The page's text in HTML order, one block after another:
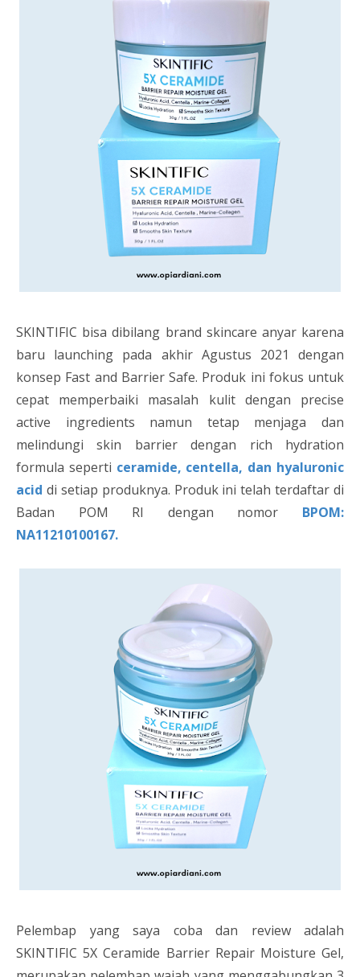
SKINTIFIC bisa dibilang brand skincare anyar karena
baru launching pada akhir Agustus 2021 dengan
konsep Fast and Barrier Safe. Produk ini fokus untuk
cepat memperbaiki masalah kulit dengan precise
active ingredients namun tetap menjaga dan
melindungi skin barrier dengan rich hydration
formula seperti ceramide, centella, dan hyaluronic
acid di setiap produknya. Produk ini telah terdaftar di
Badan POM RI dengan nomor BPOM:
NA11210100167.
Pelembap yang saya coba dan review adalah
SKINTIFIC 5X Ceramide Barrier Repair Moisture Gel,